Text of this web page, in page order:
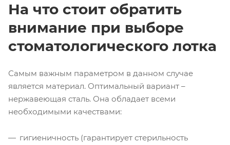
На что стоит обратить
внимание при выборе
стоматологического лотка
Самым важным параметром в данном случае
является материал. Оптимальный вариант –
нержавеющая сталь. Она обладает всеми
необходимыми качествами:
гигиеничность (гарантирует стерильность